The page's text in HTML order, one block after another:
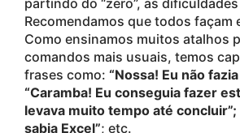
partindo do “zero”, as
Recomendamos que todos façam
Como ensinamos muitos atalhos
comandos mais usuais, temos
frases como: “Nossa! Eu não
“Caramba! Eu conseguia fazer
levava muito tempo até concluir”;
sabia Excel”; etc.